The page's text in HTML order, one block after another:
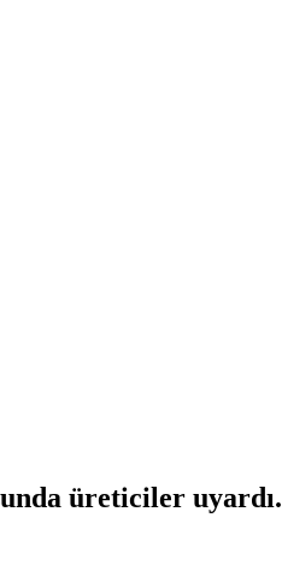
üreticiler uyardı.